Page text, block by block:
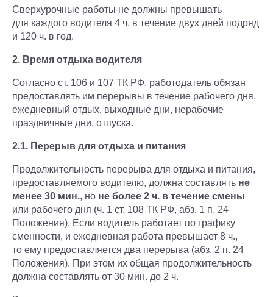
Сверхурочные работы не должны превышать
для каждого водителя 4 ч. в течение двух дней подряд
и 120 ч. в год.
2. Время отдыха водителя
Согласно ст. 106 и 107 ТК РФ, работодатель обязан
предоставлять им перерывы в течение рабочего дня,
ежедневный отдых, выходные дни, нерабочие
праздничные дни, отпуска.
2.1. Перерыв для отдыха и питания
Продолжительность перерыва для отдыха и питания,
предоставляемого водителю, должна составлять не
менее 30 мин., но не более 2 ч. в течение смены
или рабочего дня (ч. 1 ст. 108 ТК РФ, абз. 1 п. 24
Положения). Если водитель работает по графику
сменности, и ежедневная работа превышает 8 ч.,
то ему предоставляется два перерыва (абз. 2 п. 24
Положения). При этом их общая продолжительность
должна составлять от 30 мин. до 2 ч.